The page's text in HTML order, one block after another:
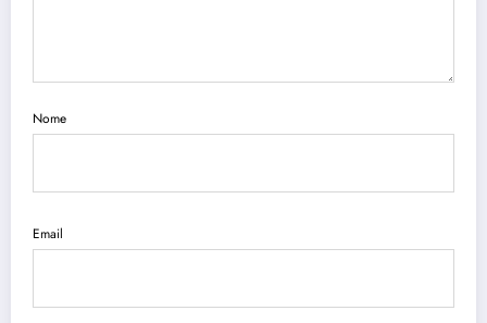
Nome
Email